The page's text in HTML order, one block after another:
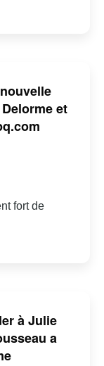
et
fort de
à Julie
a